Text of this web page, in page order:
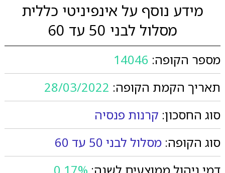
מידע נוסף על אינפיניטי כללית
מסלול לבני 50 עד 60
מספר הקופה: 14046
תאריך הקמת הקופה: 28/03/2022
סוג החסכון: קרנות פנסיה
סוג הקופה: מסלול לבני 50 עד 60